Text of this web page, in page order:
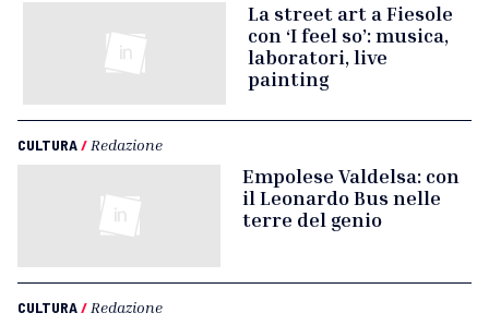
La street art a Fiesole
con ‘I feel so’: musica,
laboratori, live
painting
CULTURA/ Redazione
Empolese Valdelsa: con
il Leonardo Bus nelle
terre del genio
CULTURA/ Redazione